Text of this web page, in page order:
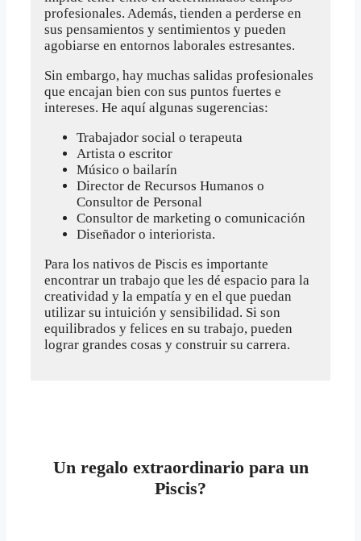
profesionales. Además, tienden a perderse en
sus pensamientos y sentimientos y pueden
agobiarse en entornos laborales estresantes.
Sin embargo, hay muchas salidas profesionales
que encajan bien con sus puntos fuertes e
intereses. He aquí algunas sugerencias:
Trabajador social o terapeuta
Artista o escritor
Músico o bailarín
Director de Recursos Humanos o
Consultor de Personal
Consultor de marketing o comunicación
Diseñador o interiorista.
Para los nativos de Piscis es importante
encontrar un trabajo que les dé espacio para la
creatividad y la empatía y en el que puedan
utilizar su intuición y sensibilidad. Si son
equilibrados y felices en su trabajo, pueden
lograr grandes cosas y construir su carrera.
Un regalo extraordinario para un
Piscis?